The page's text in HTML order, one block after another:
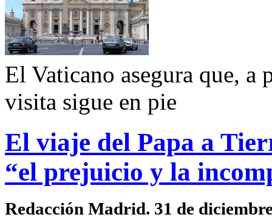
El Vaticano asegura que, a
visita sigue en pie
El viaje del Papa a
“el prejuicio y la
Redacción Madrid. 31 de